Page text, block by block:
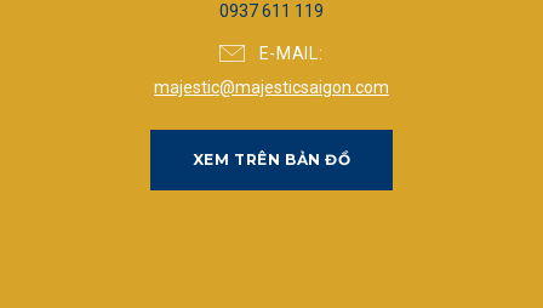
0937 611 119
E-MAIL
majestic@majesticsaigon.com
XEM TRÊN BẢN ĐỒ